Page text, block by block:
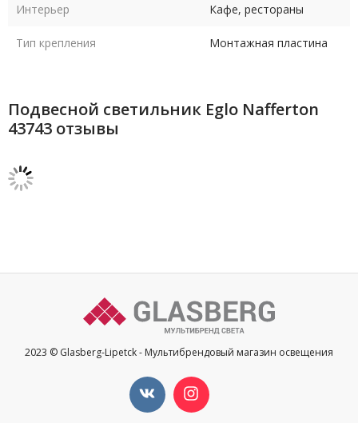
Интерьер Кафе, рестораны
Тип крепления Монтажная пластина
Подвесной светильник Eglo Nafferton
43743 отзывы
2023 © Glasberg-Lipetck - Мультибрендовый магазин освещения